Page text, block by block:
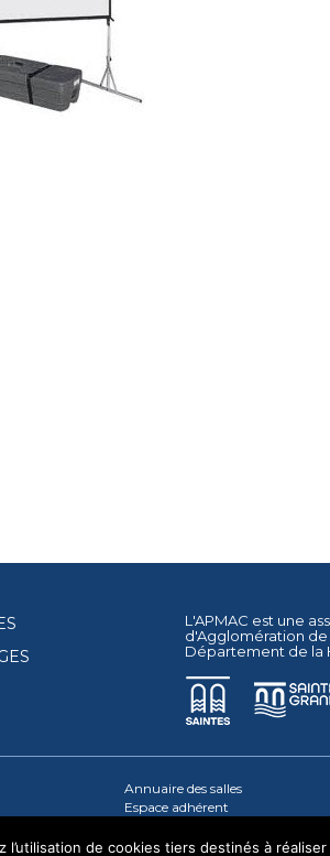
L'APMAC est une
d'Agglomération de
Département de la
Annuaire des salles
Espace adhérent
de cookies tiers destinés à